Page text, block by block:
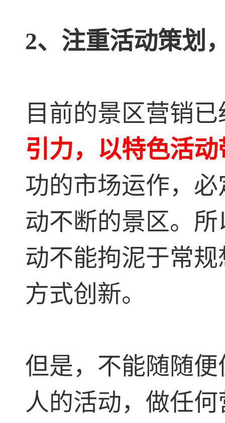
2、注重活动策划
目前的景区营销
引力，以特色活
功的市场运作，
动不断的景区。
动不能拘泥于常
方式创新。
但是，不能随随
人的活动，做任